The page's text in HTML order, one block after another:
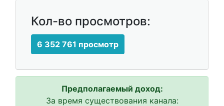
Кол-во просмотров:
6 352 761 просмотр
Предполагаемый доход:
За время существования канала: